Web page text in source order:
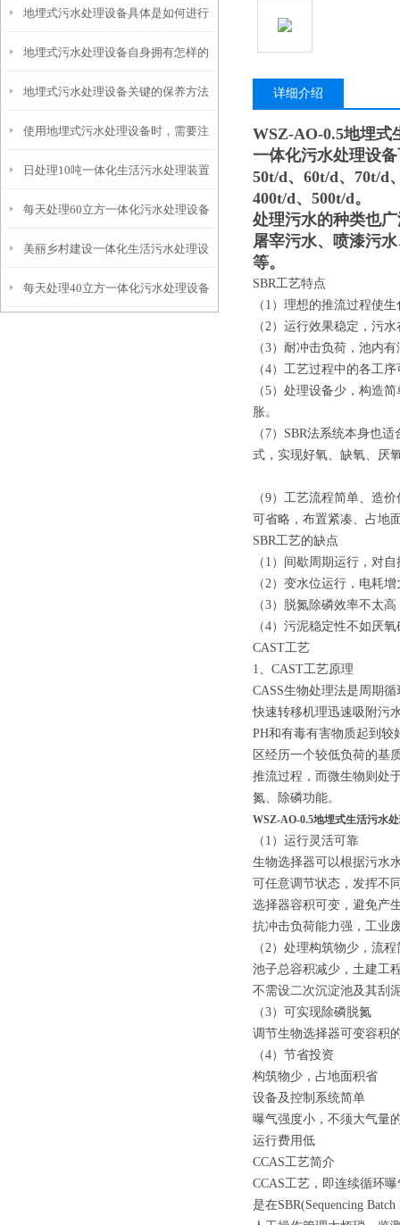
撑起？核心结构一文拆解
地埋式污水处理设备具体是如何进行
安装的呢？
地埋式污水处理设备自身拥有怎样的
特点呢？
地埋式污水处理设备关键的保养方法
使用地埋式污水处理设备时，需要注
意以下事项
日处理10吨一体化生活污水处理装置
每天处理60立方一体化污水处理设备
美丽乡村建设一体化生活污水处理设
备
每天处理40立方一体化污水处理设备
详细介绍
WSZ-AO-0.5地埋式
一体化污水处理设
50t/d、60t/d、70t/d
400t/d、500t/d。
处理污水的种类也
屠宰污水、喷漆污
等。
SBR工艺特点
（1）理想的推流过程使
（2）运行效果稳定，污
（3）耐冲击负荷，池内
（4）工艺过程中的各工
（5）处理设备少，构造
胀。
（7）SBR法系统本身也
式，实现好氧、缺氧、厌
（9）工艺流程简单、造
可省略，布置紧凑、占地
SBR工艺的缺点
（1）间歇周期运行，对
（2）变水位运行，电耗增
（3）脱氮除磷效率不太高
（4）污泥稳定性不如厌
CAST工艺
1、CAST工艺原理
CASS生物处理法是周期
快速转移机理迅速吸附污
PH和有毒有害物质起到
区经历一个较低负荷的基
推流过程，而微生物则处
氮、除磷功能。
WSZ-AO-0.5地埋式生活污水
（1）运行灵活可靠
生物选择器可以根据污水
可任意调节状态，发挥不
选择器容积可变，避免产
抗冲击负荷能力强，工业
（2）处理构筑物少，流程
池子总容积减少，土建工
不需设二次沉淀池及其刮
（3）可实现除磷脱氮
调节生物选择器可变容积
（4）节省投资
构筑物少，占地面积省
设备及控制系统简单
曝气强度小，不须大气量
运行费用低
CCAS工艺简介
CCAS工艺，即连续循环
是在SBR(Sequencing